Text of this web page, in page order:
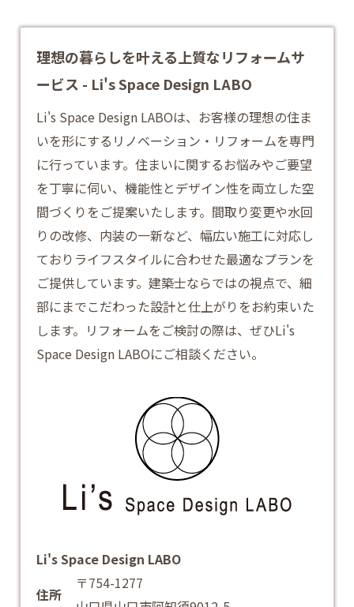
理想の暮らしを叶える上質なリフォームサ
ービス - Li's Space Design LABO
Li's Space Design LABOは、お客様の理想の住ま
いを形にするリノベーション・リフォームを専門
に行っています。住まいに関するお悩みやご要望
を丁寧に伺い、機能性とデザイン性を両立した空
間づくりをご提案いたします。間取り変更や水回
りの改修、内装の一新など、幅広い施工に対応し
ておりライフスタイルに合わせた最適なプランを
ご提供しています。建築士ならではの視点で、細
部にまでこだわった設計と仕上がりをお約束いた
します。 リフォームをご検討の際は、ぜひLi's
Space Design LABOにご相談ください。
Li's Space Design LABO
住所
〒754-1277